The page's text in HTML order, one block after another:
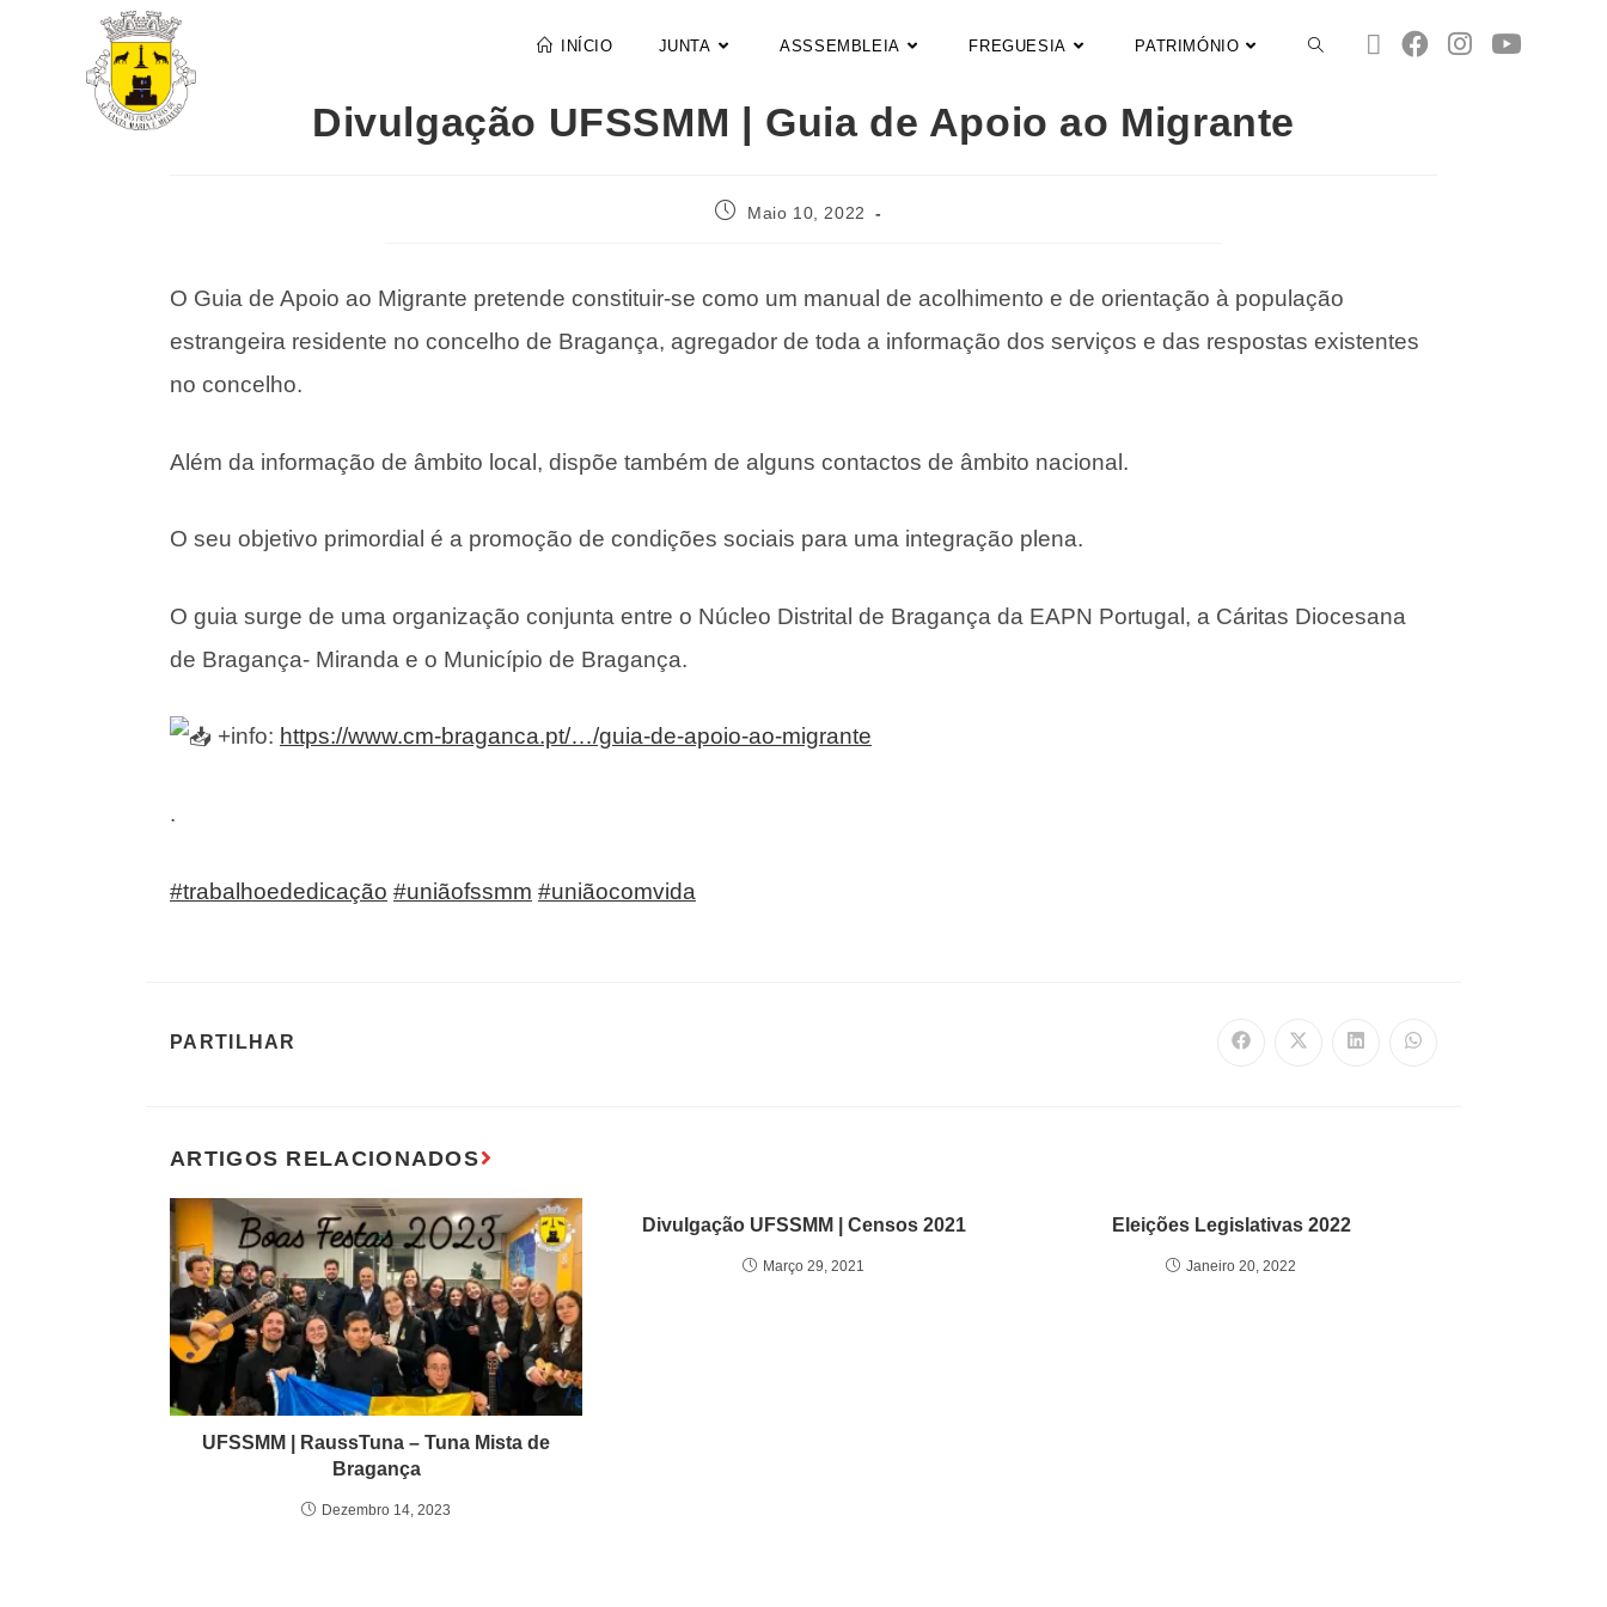
INÍCIO JUNTA ASSSEMBLEIA FREGUESIA PATRIMÓNIO
Divulgação UFSSMM | Guia de Apoio ao Migrante
Maio 10, 2022
O Guia de Apoio ao Migrante pretende constituir-se como um manual de acolhimento e de orientação à população
estrangeira residente no concelho de Bragança, agregador de toda a informação dos serviços e das respostas existentes
no concelho.
Além da informação de âmbito local, dispõe também de alguns contactos de âmbito nacional.
O seu objetivo primordial é a promoção de condições sociais para uma integração plena.
O guia surge de uma organização conjunta entre o Núcleo Distrital de Bragança da EAPN Portugal, a Cáritas Diocesana
de Bragança- Miranda e o Município de Bragança.
+info: https://www.cm-braganca.pt/…/guia-de-apoio-ao-migrante
.
#trabalhoededicação #uniãofssmm #uniãocomvida
UFSSMM | RaussTuna – Tuna Mista de
Bragança
Dezembro 14, 2023
Divulgação UFSSMM | Censos 2021
Março 29, 2021
Eleições Legislativas 2022
Janeiro 20, 2022